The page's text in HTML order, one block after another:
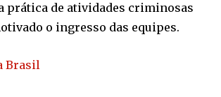
prática de atividades criminosas
o ingresso das equipes.
Brasil